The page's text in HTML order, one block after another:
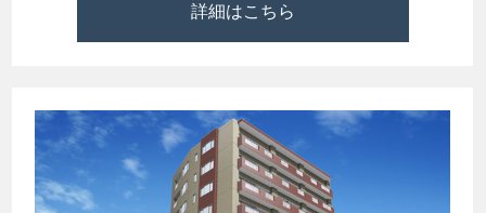
詳細はこちら